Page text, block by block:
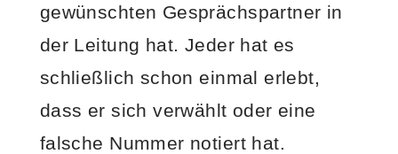
gewünschten Gesprächspartner in
der Leitung hat. Jeder hat es
schließlich schon einmal erlebt,
dass er sich verwählt oder eine
falsche Nummer notiert hat.